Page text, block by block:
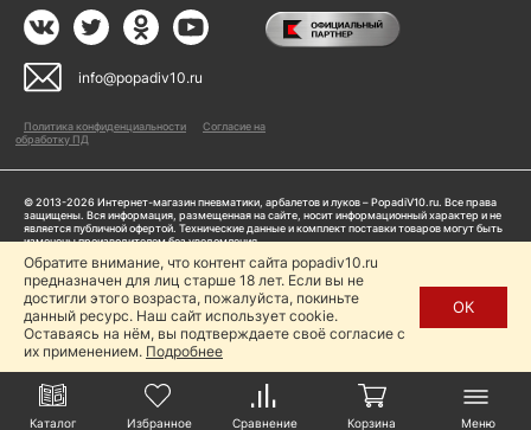
info@popadiv10.ru
Политика конфиденциальности
Согласие на
обработку ПД
© 2013-2026 Интернет-магазин пневматики, арбалетов и луков – PopadiV10.ru. Все права
защищены. Вся информация, размещенная на сайте, носит информационный характер и не
является публичной офертой. Технические данные и комплект поставки товаров могут быть
изменены производителем без уведомления
Пользуясь сайтом Popadiv10.ru, пользователь автоматически соглашается с условиями,
прописанными в
Политике конфиденциальности
Копирование любой информации (тексты, фото, видео и др.) с сайта Popadiv10 запрещено,
за исключением наличия письменного согласия администрации сайта Popadiv10.
Каталог Избранное Сравнение Корзина Меню
Обратите внимание, что контент сайта popadiv10.ru
предназначен для лиц старше 18 лет. Если вы не
достигли этого возраста, пожалуйста, покиньте
данный ресурс. Наш сайт использует cookie.
Оставаясь на нём, вы подтверждаете своё согласие с
их применением. Подробнее
ОК